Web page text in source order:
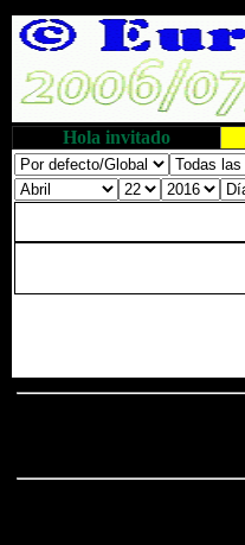
Hola invitado